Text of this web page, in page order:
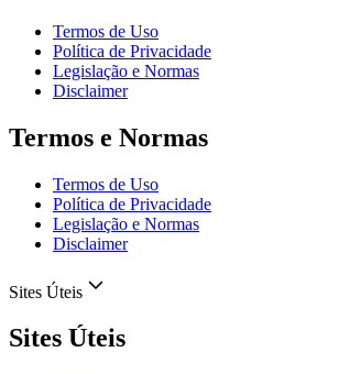
Termos de Uso
Política de Privacidade
Legislação e Normas
Disclaimer
Termos e Normas
Termos de Uso
Política de Privacidade
Legislação e Normas
Disclaimer
Sites Úteis
Sites Úteis